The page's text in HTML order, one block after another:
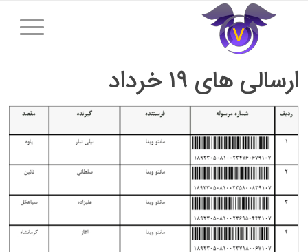
ارسالی های ۱۹ خرداد